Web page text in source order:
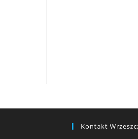
Kontakt